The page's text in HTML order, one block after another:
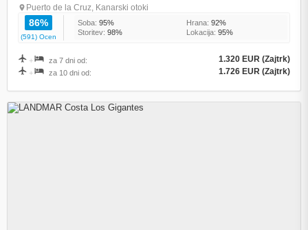
Puerto de la Cruz, Kanarski otoki
86%
(591) Ocen
Soba: 95% Hrana: 92%
Storitev: 98% Lokacija: 95%
+ za 7 dni od: 1.320 EUR (Zajtrk)
+ za 10 dni od: 1.726 EUR (Zajtrk)